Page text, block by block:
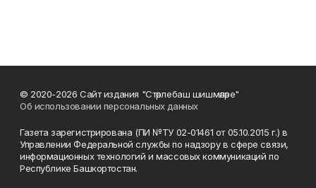
© 2020-2026 Сайт издания "Стәрлебаш шишмәләре"
Об использовании персональных данных
Газета зарегистрирована (ПИ №ТУ 02-01461 от 05.10.2015 г.) в
Управлении Федеральной службы по надзору в сфере связи,
информационных технологий и массовых коммуникаций по
Республике Башкортостан.